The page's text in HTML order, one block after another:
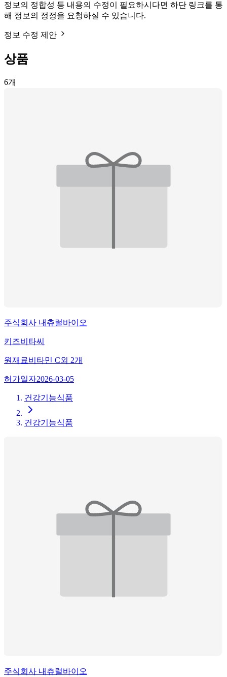
정보의 정합성 등 내용의 수정이 필요하시다면 하단 링크를 통
해 정보의 정정을 요청하실 수 있습니다.
정보 수정 제안
상품
6개
주식회사 내츄럴바이오
키즈비타씨
원재료비타민 C외 2개
허가일자2026-03-05
건강기능식품
건강기능식품
주식회사 내츄럴바이오